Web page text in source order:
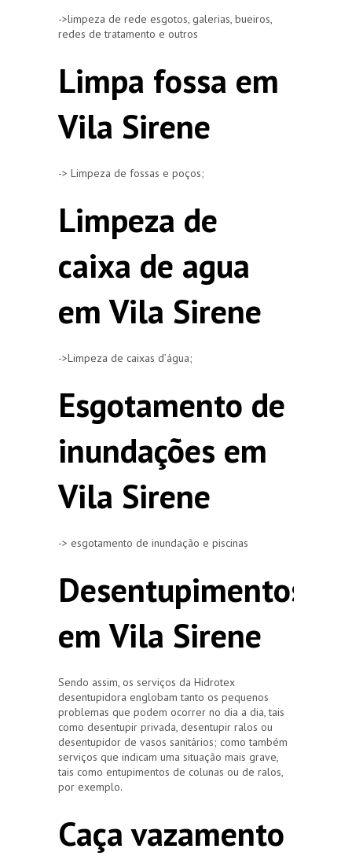
->limpeza de rede esgotos, galerias, bueiros,
redes de tratamento e outros
Limpa fossa em
Vila Sirene
-> Limpeza de fossas e poços;
Limpeza de
caixa de agua
em Vila Sirene
->Limpeza de caixas d’água;
Esgotamento de
inundações em
Vila Sirene
-> esgotamento de inundação e piscinas
Desentupimentos
em Vila Sirene
Sendo assim, os serviços da Hidrotex
desentupidora englobam tanto os pequenos
problemas que podem ocorrer no dia a dia, tais
como desentupir privada, desentupir ralos ou
desentupidor de vasos sanitários; como também
serviços que indicam uma situação mais grave,
tais como entupimentos de colunas ou de ralos,
por exemplo.
Caça vazamento